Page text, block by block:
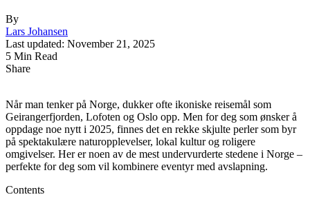
By
Lars Johansen
Last updated: November 21, 2025
5 Min Read
Share
Når man tenker på Norge, dukker ofte ikoniske reisemål som
Geirangerfjorden, Lofoten og Oslo opp. Men for deg som ønsker å
oppdage noe nytt i 2025, finnes det en rekke skjulte perler som byr
på spektakulære naturopplevelser, lokal kultur og roligere
omgivelser. Her er noen av de mest undervurderte stedene i Norge –
perfekte for deg som vil kombinere eventyr med avslapning.
Contents